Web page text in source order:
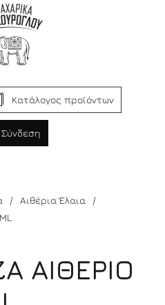
Κατάλογος προϊόντων
Σύνδεση
Αιθέρια Έλαια
ΑΙΘΕΡΙΟ